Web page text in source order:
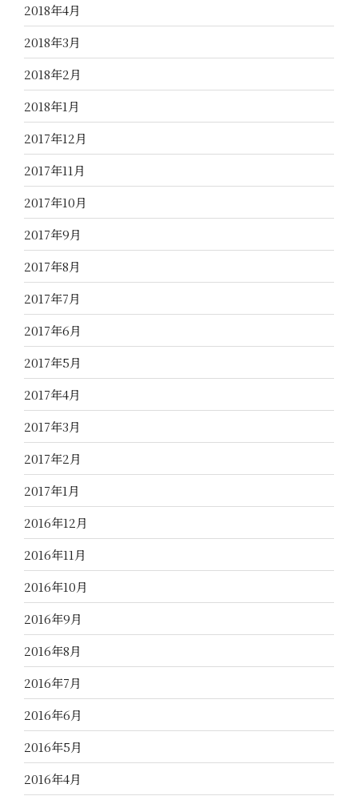
2018年4月
2018年3月
2018年2月
2018年1月
2017年12月
2017年11月
2017年10月
2017年9月
2017年8月
2017年7月
2017年6月
2017年5月
2017年4月
2017年3月
2017年2月
2017年1月
2016年12月
2016年11月
2016年10月
2016年9月
2016年8月
2016年7月
2016年6月
2016年5月
2016年4月